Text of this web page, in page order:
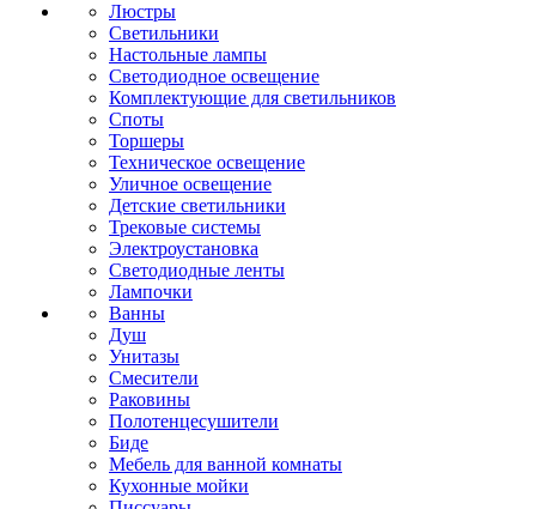
Люстры
Светильники
Настольные лампы
Светодиодное освещение
Комплектующие для светильников
Споты
Торшеры
Техническое освещение
Уличное освещение
Детские светильники
Трековые системы
Электроустановка
Светодиодные ленты
Лампочки
Ванны
Душ
Унитазы
Смесители
Раковины
Полотенцесушители
Биде
Мебель для ванной комнаты
Кухонные мойки